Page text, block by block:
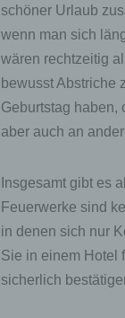
schöner Urlaub
wenn man sich
wären rechtzeitig
bewusst Abstriche
Geburtstag haben,
aber auch an
Insgesamt gibt es
Feuerwerke sind
in denen sich nur
Sie in einem Hotel
sicherlich